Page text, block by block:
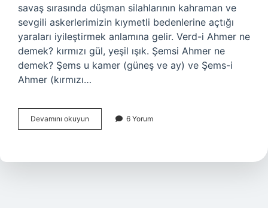
savaş sırasında düşman silahlarının kahraman ve
sevgili askerlerimizin kıymetli bedenlerine açtığı
yaraları iyileştirmek anlamına gelir. Verd-i Ahmer ne
demek? kırmızı gül, yeşil ışık. Şemsi Ahmer ne
demek? Şems u kamer (güneş ve ay) ve Şems-i
Ahmer (kırmızı…
Devamını okuyun
I
Demek
6 Yorum